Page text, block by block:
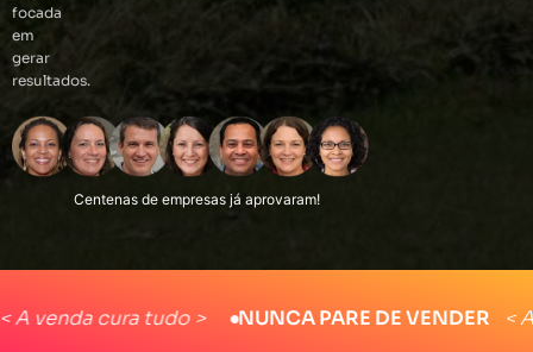
focada
em
gerar
resultados.
cura tudo >●NUNCA PARE DE VENDER < A